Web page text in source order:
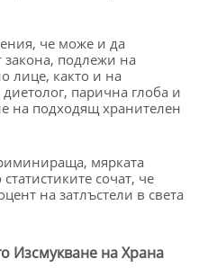
че може и да
закона, подлежи на
лице, както и на
парична глоба и
на подходящ хранителен
мярката
сочат, че
на затлъстели в света
Изсмукване на Храна